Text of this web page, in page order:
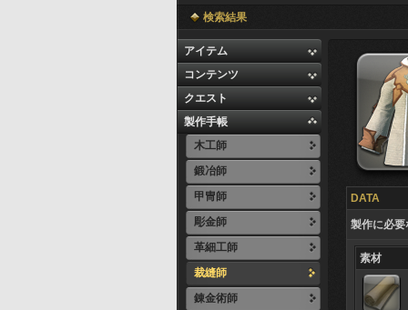
検索結果
アイテム
コンテンツ
クエスト
製作手帳
木工師
鍛冶師
甲冑師
彫金師
革細工師
裁縫師
錬金術師
DATA
製作に必要
素材